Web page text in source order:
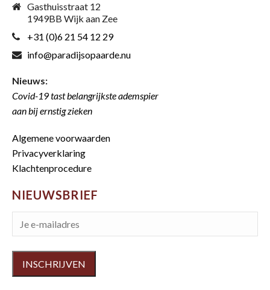
Gasthuisstraat 12
1949BB Wijk aan Zee
+31 (0)6 21 54 12 29
info@paradijsopaarde.nu
Nieuws:
Covid-19 tast belangrijkste ademspier
aan bij ernstig zieken
Algemene voorwaarden
Privacyverklaring
Klachtenprocedure
NIEUWSBRIEF